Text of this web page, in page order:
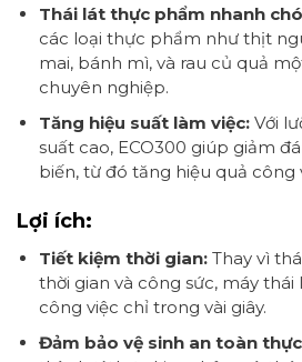
Thái lát thực phẩm nhanh
các loại thực phẩm như thịt
mai, bánh mì, và rau củ quả
chuyên nghiệp.
Tăng hiệu suất làm việc:Với
suất cao, ECO300 giúp giảm
biến, từ đó tăng hiệu quả công
Lợi ích:
Tiết kiệm thời gian:Thay vì
thời gian và công sức, máy thái
công việc chỉ trong vài giây.
Đảm bảo vệ sinh an toàn